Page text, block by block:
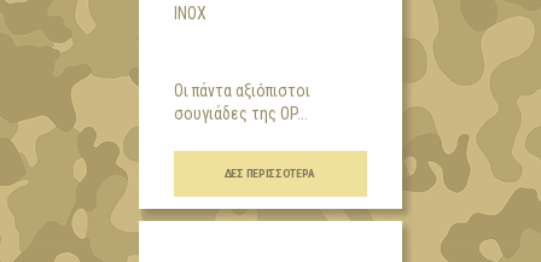
INOX
Οι πάντα αξιόπιστοι
σουγιάδες της OP...
ΔΕΣ ΠΕΡΙΣΣΌΤΕΡΑ